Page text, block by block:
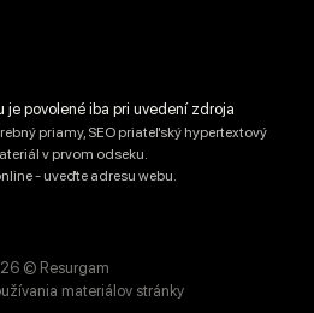
je povolené iba pri uvedení zdroja
priamy, SEO priateľský hypertextový
v prvom odseku.
- uveďte adresu webu.
© Resurgam
materiálov stránky